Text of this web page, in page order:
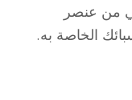
من عنصر